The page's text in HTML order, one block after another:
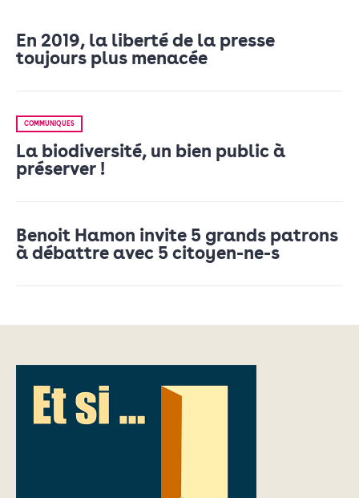
En 2019, la liberté de la presse
toujours plus menacée
COMMUNIQUÉS
La biodiversité, un bien public à
préserver !
Benoit Hamon invite 5 grands patrons
à débattre avec 5 citoyen-ne-s